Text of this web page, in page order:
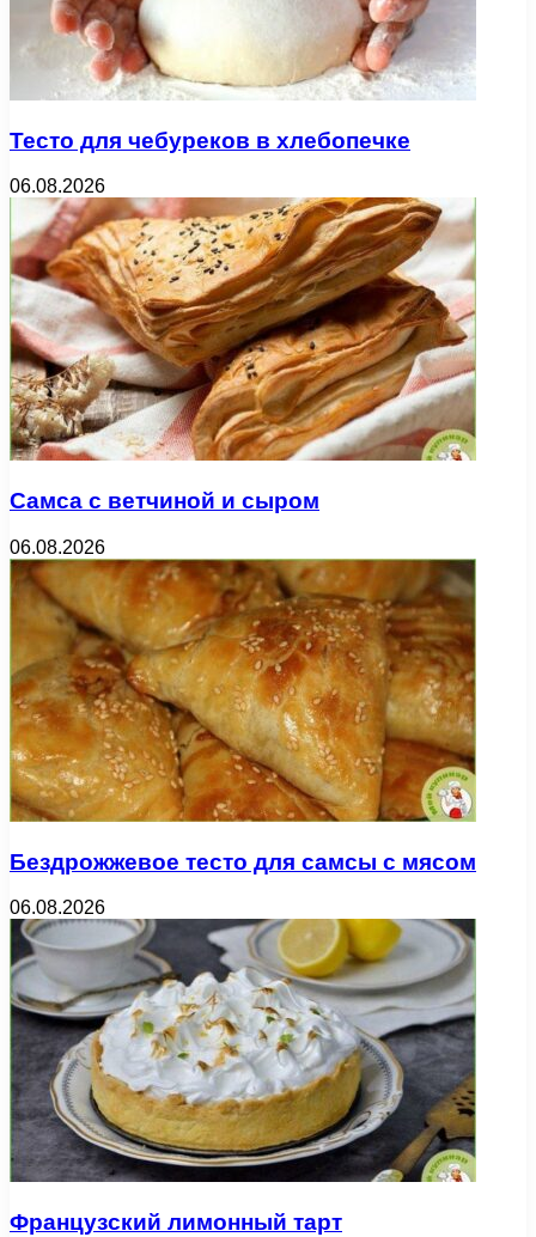
Тесто для чебуреков в хлебопечке
06.08.2026
Самса с ветчиной и сыром
06.08.2026
Бездрожжевое тесто для самсы с мясом
06.08.2026
Французский лимонный тарт